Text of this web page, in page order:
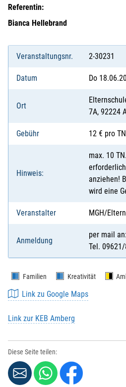
Referentin:
Bianca Hellebrand
Veranstaltungsnr. 2-30231
Datum Do
Ort
7A, 92224
Gebühr 12 € pro TN
Hinweis:
max. 10
anziehen!
wird eine
Veranstalter MGH/
Anmeldung
per mail
Tel.
Familien Kreativität
Link zu Google Maps
Link zur KEB Amberg
Diese Seite teilen: